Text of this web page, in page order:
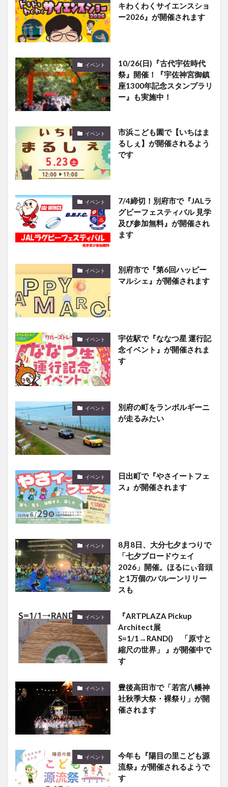
キわくわくサイエンスショ
ー2026』が開催されます
イベント
10/26(日)『古代宇佐時代
祭』開催！『宇佐神宮御鎮
座1300年記念スタンプラリ
ー』も実施中！
イベント
市浜こども園で【いちはま
るしぇ】が開催されるよう
です
イベント
7/4締切！別府市で『JALラ
グビーフェスティバル 見学
及び参加無料』が開催され
ます
イベント
別府市で『第6回ハッピー
マルシェ』が開催されます
イベント
宇佐駅で『ななつ星 運行記
念イベント』が開催されま
す
イベント
別府の町をランボルギーニ
が走るみたい
イベント
日出町で『やさイートフェ
ス』が開催されます
イベント
8月8日、大分七夕まつりで
「七夕ブロードウェイ
2026」開催。ほるにぃ音頭
と1万個のバルーンリリー
スも
イベント
『ARTPLAZA Pickup
Architect展
S=1/1→RAND() 「原寸と
縮尺の世界」 』が開催中で
す
イベント
豊後高田市で「若宮八幡神
社秋季大祭・裸祭り」が開
催されます
イベント
今年も『陽目の里こども源
流祭』が開催されるようで
す